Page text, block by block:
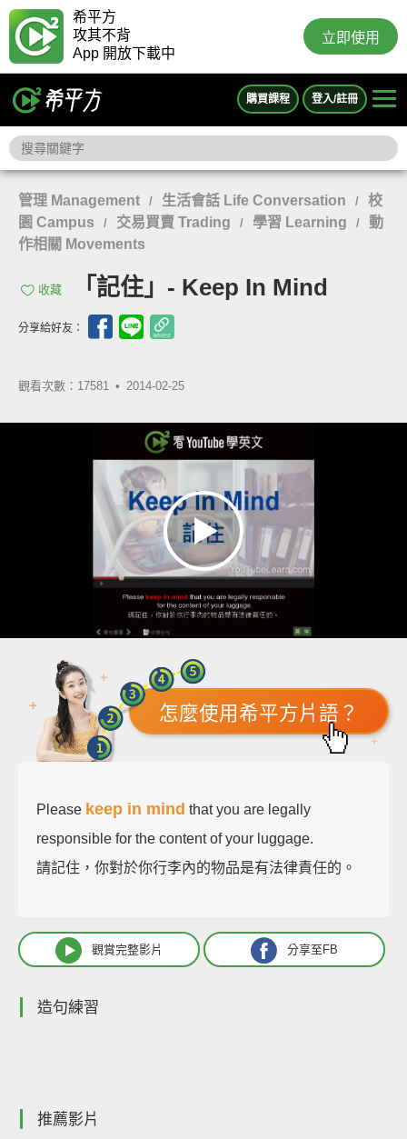
希平方
攻其不背
App 開放下載中
立即使用
購買課程 登入/註冊
管理 Management / 生活會話 Life Conversation /
校
園 Campus
/ 交易買賣 Trading / 學習 Learning /
動
作相關 Movements
收藏 「記住」- Keep In Mind
分享給好友：
觀看次數：17581 • 2014-02-25
怎麼使用希平方片語？
Please keep in mind that you are legally
responsible for the content of your luggage.
請記住，你對於你行李內的物品是有法律責任的。
觀賞完整影片 分享至FB
造句練習
推薦影片